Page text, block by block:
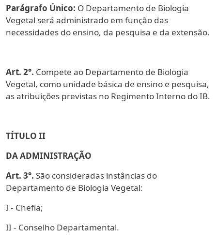
Parágrafo Único: O Departamento de Biologia
Vegetal será administrado em função das
necessidades do ensino, da pesquisa e da extensão.
Art. 2°. Compete ao Departamento de Biologia
Vegetal, como unidade básica de ensino e pesquisa,
as atribuições previstas no Regimento Interno do IB.
TÍTULO II
DA ADMINISTRAÇÃO
Art. 3°. São consideradas instâncias do
Departamento de Biologia Vegetal:
I - Chefia;
II - Conselho Departamental.